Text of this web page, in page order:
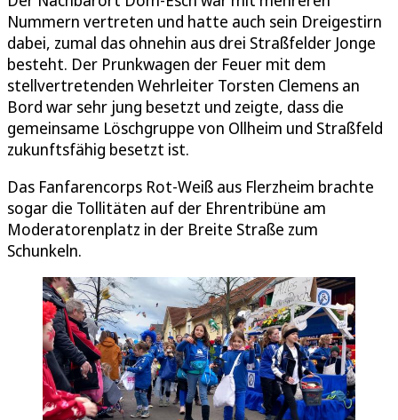
Nummern vertreten und hatte auch sein Dreigestirn
dabei, zumal das ohnehin aus drei Straßfelder Jonge
besteht. Der Prunkwagen der Feuer mit dem
stellvertretenden Wehrleiter Torsten Clemens an
Bord war sehr jung besetzt und zeigte, dass die
gemeinsame Löschgruppe von Ollheim und Straßfeld
zukunftsfähig besetzt ist.
Das Fanfarencorps Rot-Weiß aus Flerzheim brachte
sogar die Tollitäten auf der Ehrentribüne am
Moderatorenplatz in der Breite Straße zum
Schunkeln.